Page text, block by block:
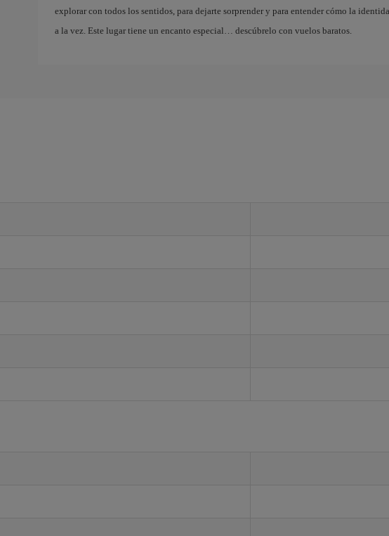
explorar con todos los sentidos, para dejarte sorprender y para entender cómo la
a la vez. Este lugar tiene un encanto especial… descúbrelo con vuelos baratos.